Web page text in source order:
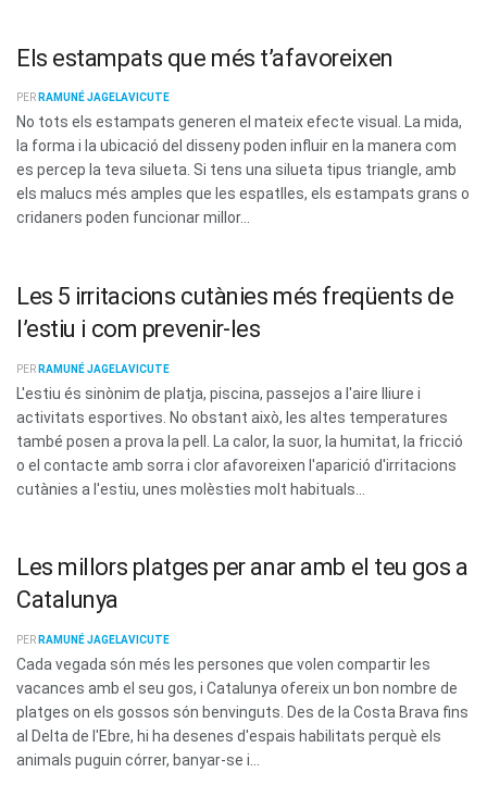
Els estampats que més t’afavoreixen
PER RAMUNÉ JAGELAVICUTE
No tots els estampats generen el mateix efecte visual. La mida,
la forma i la ubicació del disseny poden influir en la manera com
es percep la teva silueta. Si tens una silueta tipus triangle, amb
els malucs més amples que les espatlles, els estampats grans o
cridaners poden funcionar millor...
Les 5 irritacions cutànies més freqüents de
l’estiu i com prevenir-les
PER RAMUNÉ JAGELAVICUTE
L'estiu és sinònim de platja, piscina, passejos a l'aire lliure i
activitats esportives. No obstant això, les altes temperatures
també posen a prova la pell. La calor, la suor, la humitat, la fricció
o el contacte amb sorra i clor afavoreixen l'aparició d'irritacions
cutànies a l'estiu, unes molèsties molt habituals...
Les millors platges per anar amb el teu gos a
Catalunya
PER RAMUNÉ JAGELAVICUTE
Cada vegada són més les persones que volen compartir les
vacances amb el seu gos, i Catalunya ofereix un bon nombre de
platges on els gossos són benvinguts. Des de la Costa Brava fins
al Delta de l'Ebre, hi ha desenes d'espais habilitats perquè els
animals puguin córrer, banyar-se i...